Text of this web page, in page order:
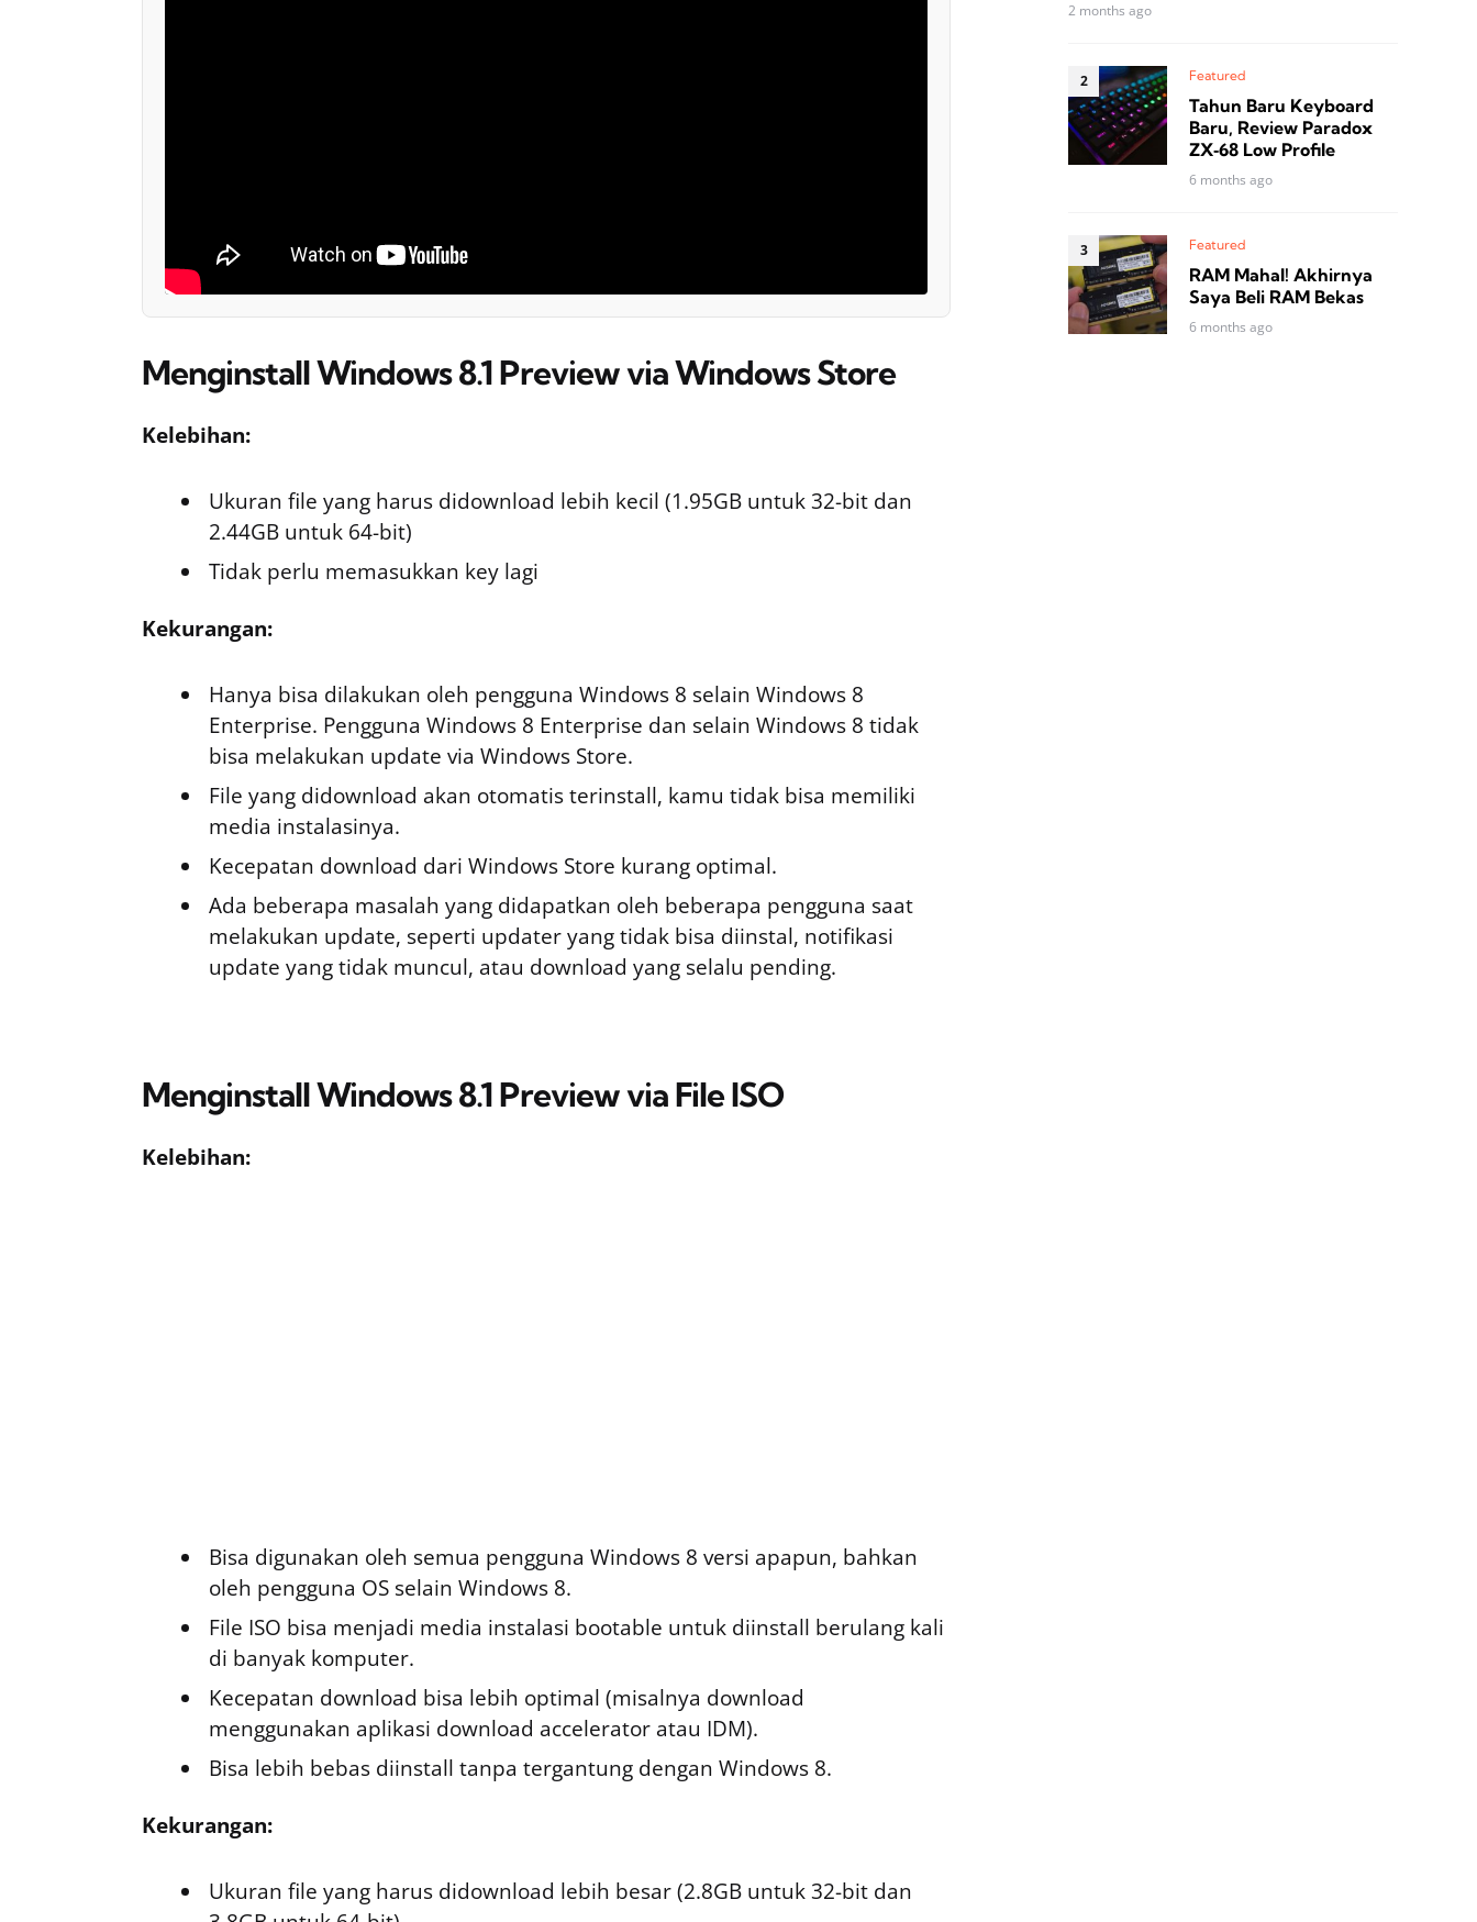
Menginstall Windows 8.1 Preview via Windows Store
Kelebihan:
Ukuran file yang harus didownload lebih kecil (1.95GB untuk 32-bit dan
2.44GB untuk 64-bit)
Tidak perlu memasukkan key lagi
Kekurangan:
Hanya bisa dilakukan oleh pengguna Windows 8 selain Windows 8
Enterprise. Pengguna Windows 8 Enterprise dan selain Windows 8 tidak
bisa melakukan update via Windows Store.
File yang didownload akan otomatis terinstall, kamu tidak bisa memiliki
media instalasinya.
Kecepatan download dari Windows Store kurang optimal.
Ada beberapa masalah yang didapatkan oleh beberapa pengguna saat
melakukan update, seperti updater yang tidak bisa diinstal, notifikasi
update yang tidak muncul, atau download yang selalu pending.
Menginstall Windows 8.1 Preview via File ISO
Kelebihan:
Bisa digunakan oleh semua pengguna Windows 8 versi apapun, bahkan
oleh pengguna OS selain Windows 8.
File ISO bisa menjadi media instalasi bootable untuk diinstall berulang kali
di banyak komputer.
Kecepatan download bisa lebih optimal (misalnya download
menggunakan aplikasi download accelerator atau IDM).
Bisa lebih bebas diinstall tanpa tergantung dengan Windows 8.
Kekurangan:
Ukuran file yang harus didownload lebih besar (2.8GB untuk 32-bit dan
2 months ago
Featured
Tahun Baru Keyboard
Baru, Review Paradox
ZX‑68 Low Profile
6 months ago
Featured
RAM Mahal! Akhirnya
Saya Beli RAM Bekas
6 months ago